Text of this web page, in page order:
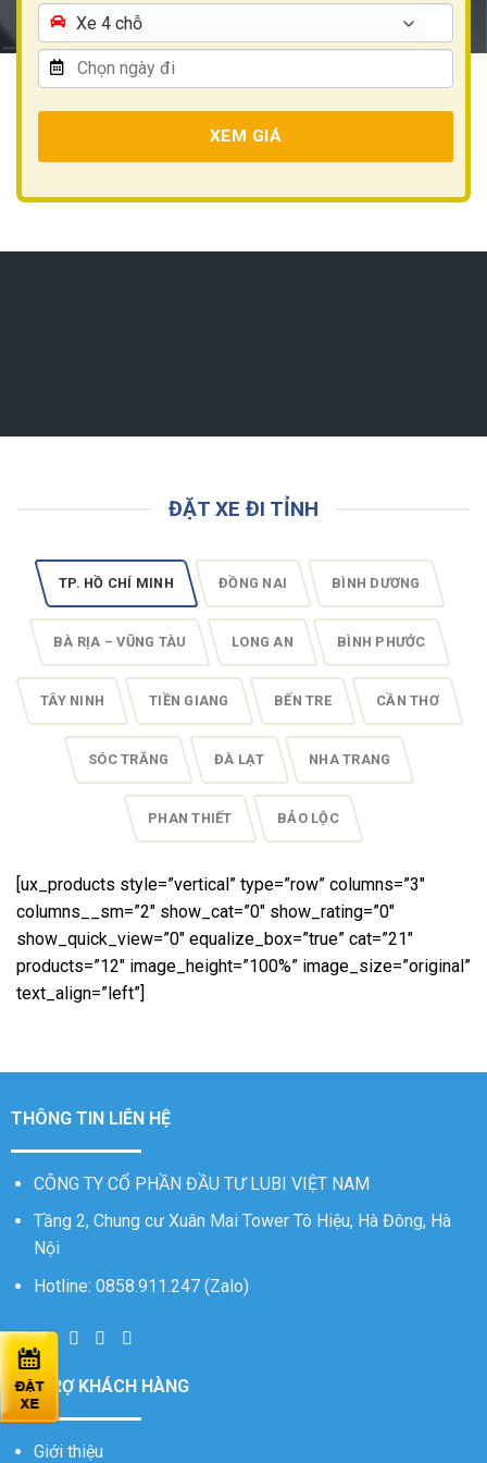
XEM GIÁ
ĐẶT XE ĐI TỈNH
TP. HỒ CHÍ MINH ĐỒNG NAI BÌNH DƯƠNG
BÀ RỊA – VŨNG TÀU LONG AN BÌNH PHƯỚC
TÂY NINH TIỀN GIANG BẾN TRE CẦN THƠ
SÓC TRĂNG ĐÀ LẠT NHA TRANG
PHAN THIẾT BẢO LỘC
[ux_products style=”vertical” type=”row” columns=”3″
columns__sm=”2″ show_cat=”0″ show_rating=”0″
show_quick_view=”0″ equalize_box=”true” cat=”21″
products=”12″ image_height=”100%” image_size=”original”
text_align=”left”]
THÔNG TIN LIÊN HỆ
CÔNG TY CỔ PHẦN ĐẦU TƯ LUBI VIỆT NAM
Tầng 2, Chung cư Xuân Mai Tower Tô Hiệu, Hà Đông, Hà
Nội
Hotline: 0858.911.247 (Zalo)
HỖ TRỢ KHÁCH HÀNG
Giới thiệu